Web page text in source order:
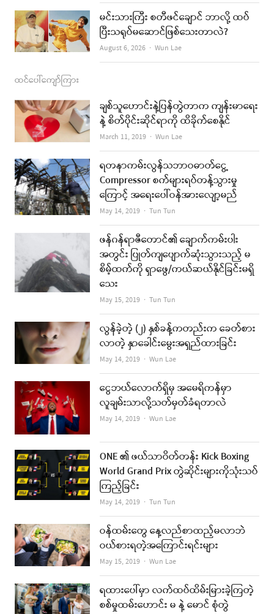
မင်းသားကြီး စတီဖင်ချောင် ဘာလို့ ထပ်
ပြီးသရုပ်မဆောင်ဖြစ်သေးတာလဲ?
August 6, 2026 Author
Wun Lae
ထင်ပေါ်ကျော်ကြား
ချစ်သူဟောင်းနဲ့ပြန်တွဲတာက ကျန်းမာရေး
နဲ့ စိတ်ပိုင်းဆိုင်ရာကို ထိခိုက်စေနိုင်
March 11, 2019 Author
Wun Lae
ရတနာကမ်းလွန်သဘာဝဓာတ်ငွေ့
Compressor စက်များရပ်တန့်သွားမှု
ကြောင့် အရေးပေါ်ဝန်အားလျော့မည်
May 14, 2019 Author
Tun Tun
ဖန်ဂန်ရာဇီတောင်၏ ချောက်ကမ်းပါး
အတွင်း ပြုတ်ကျပျောက်ဆုံးသွားသည့် မ
စိမ့်ထက်ကို ရှာဖွေ/ကယ်ဆယ်နိုင်ခြင်းမရှိ
သေး
May 15, 2019 Author
Tun Tun
လွန်ခဲ့တဲ့ (၂) နှစ်ခန့်ကတည်းက ခေတ်စား
လာတဲ့ နှာခေါင်းမွေးအရှည်ထားခြင်း
May 14, 2019 Author
Wun Lae
ငွေဘယ်လောက်ရှိမှ အမေရိကန်မှာ
လူချမ်းသာလို့သတ်မှတ်ခံရတာလဲ
May 14, 2019 Author
Wun Lae
ONE ၏ ဖယ်သာဝိတ်တန်း Kick Boxing
World Grand Prix တွဲဆိုင်းများကိုသုံးသပ်
ကြည့်ခြင်း
May 14, 2019 Author
Tun Tun
ဝန်ထမ်းတွေ နေ့လည်စာထည့်မလာဘဲ
ဝယ်စားရတဲ့အကြောင်းရင်းများ
May 15, 2019 Author
Wun Lae
ရထားပေါ်မှာ လက်ထပ်ထိမ်းမြားခဲ့ကြတဲ့
စစ်မှုထမ်းဟောင်း မ နဲ့ မောင် စုံတွဲ